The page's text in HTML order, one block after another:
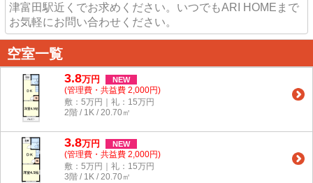
津富田駅近くでお求めください。いつでもARI HOMEまで
お気軽にお問い合わせください。
空室一覧
3.8万円 NEW
(管理費・共益費 2,000円)
敷：5万円｜礼：15万円
2階 / 1K / 20.70㎡
3.8万円 NEW
(管理費・共益費 2,000円)
敷：5万円｜礼：15万円
3階 / 1K / 20.70㎡